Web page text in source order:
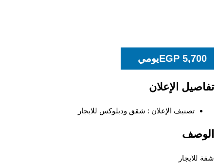
EGPيومي
الإعلان
تصنيف الإعلان :شقق ودبلوكس للايجار